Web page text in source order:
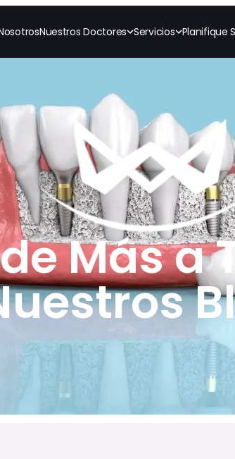
Nuestros Doctores Servicios
All-on-6
Coronas y Fundas
Puentes Dentales
Empastes Dentales
Dentaduras
Implantes Dentales
Dentaduras en el Mismo
Día
Implantes el Mismo Día
Reparaciones el Mismo
Día
TECNOLOGÍA
CBCT
Impresiones
Radiografía Digital
Planifique
Más a